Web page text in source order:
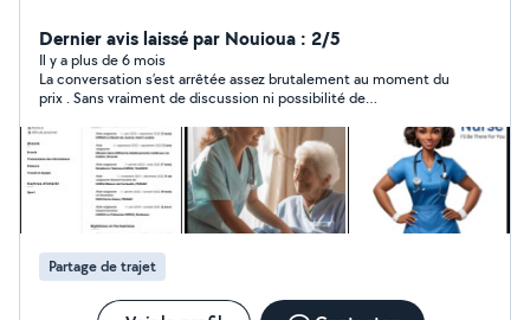
Dernier avis laissé par Nouioua : 2/5
Il y a plus de 6 mois
La conversation s’est arrêtée assez brutalement au moment du
prix . Sans vraiment de discussion ni possibilité de
cela très dommage et pas très respectueux.
Partage de trajet